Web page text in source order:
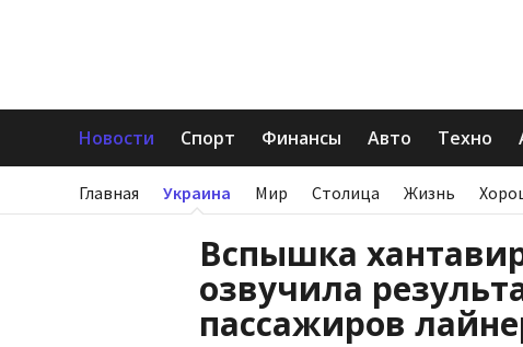
Новости Спорт Финансы Авто Техно
Главная Украина Мир Столица Жизнь
Вспышка
озвучила
пассажиров